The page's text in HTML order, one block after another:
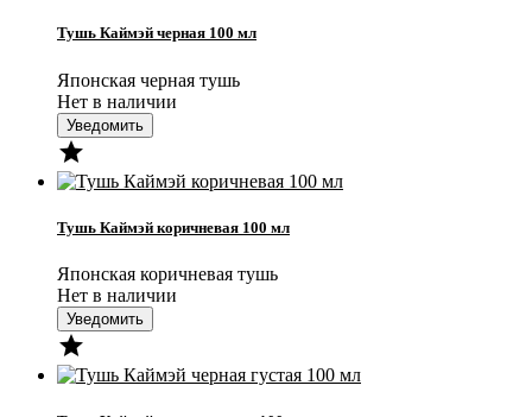
Тушь Каймэй черная 100 мл
Японская черная тушь
Нет в наличии
Уведомить

Тушь Каймэй коричневая 100 мл
Японская коричневая тушь
Нет в наличии
Уведомить
